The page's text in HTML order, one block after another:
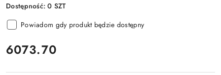
Dostępność:0 SZT
Powiadom gdy produkt będzie dostępny
cena:
6073.70